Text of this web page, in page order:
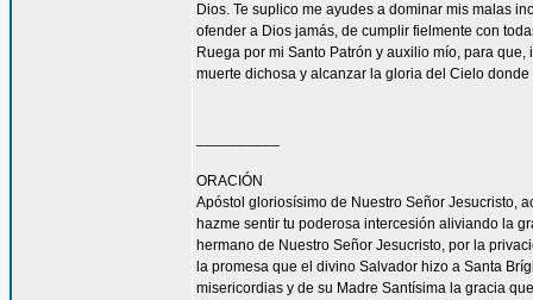
Dios. Te suplico me ayudes a dominar mis malas
ofender a Dios jamás, de cumplir fielmente con
Ruega por mi Santo Patrón y auxilio mío, para
muerte dichosa y alcanzar la gloria del Cielo
ORACIÓN
Apóstol gloriosísimo de Nuestro Señor Jesucristo,
hazme sentir tu poderosa intercesión aliviando la
hermano de Nuestro Señor Jesucristo, por la
la promesa que el divino Salvador hizo a Santa
misericordias y de su Madre Santísima la gracia